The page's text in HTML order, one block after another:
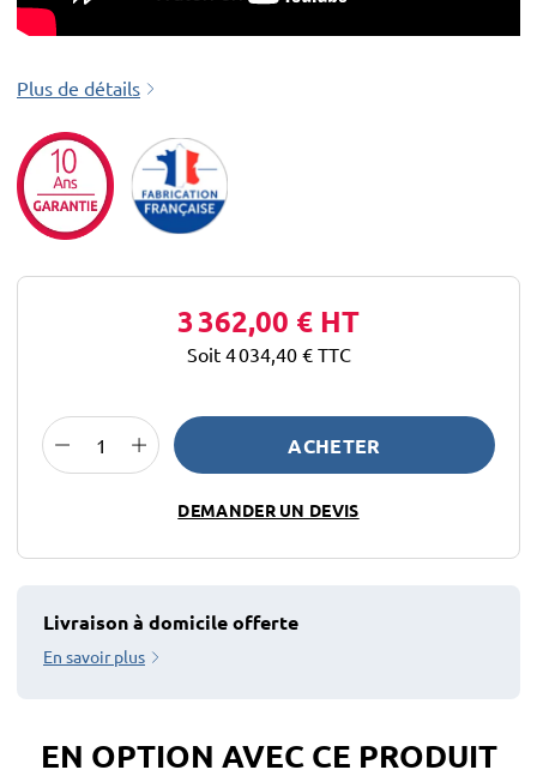
Plus de détails
3 362,00 € HT
Soit 4 034,40 € TTC
ACHETER
DEMANDER UN DEVIS
Livraison à domicile offerte
En savoir plus
EN OPTION AVEC CE PRODUIT